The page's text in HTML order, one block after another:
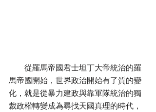
從羅馬帝國君士坦丁大帝統治的羅
馬帝國開始，世界政治開始有了質的變
化，就是從暴力建政與靠軍隊統治的獨
裁政權轉變成為尋找天國真理的時代，